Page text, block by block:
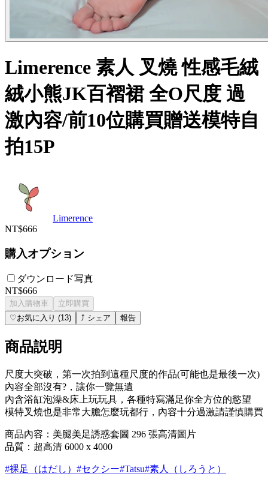
Limerence 素人 叉燒 性感毛絨
絨小熊JK百褶裙 全O尺度 過
激內容/前10位購買贈送模特自
拍15P
Limerence
NT$666
購入オプション
ダウンロード写真
NT$666
加入購物車
立即購買
♡お気に入り (13) ⤴ シェア 報告
商品説明
尺度大突破，第一次拍到這種尺度的作品(可能也是最後一次)
內容全部沒有?，讓你一覽無遺
內含浴缸泡澡&床上玩玩具，各種特寫滿足你全方位的慾望
模特叉燒也是非常大膽怎麼玩都行，內容十分過激請謹慎購買
商品內容：美腿美足誘惑套圖 296 張高清圖片
品質：超高清 6000 x 4000
#裸足（はだし） #セクシー#Tatsu#素人（しろうと）